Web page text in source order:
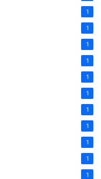
1
1
1
1
1
1
1
1
1
1
1